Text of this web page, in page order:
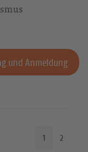
und Anmeldung
1 2